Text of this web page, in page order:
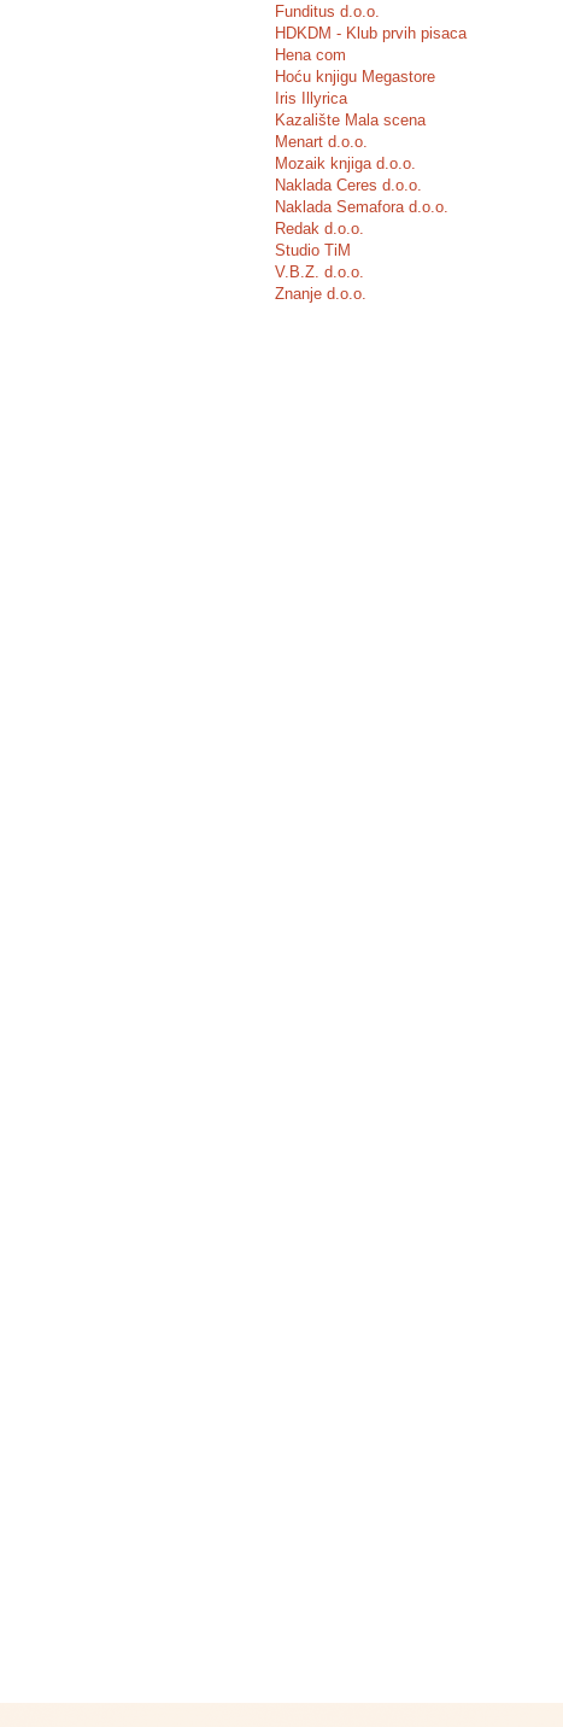
Funditus d.o.o.
HDKDM - Klub prvih pisaca
Hena com
Hoću knjigu Megastore
Iris Illyrica
Kazalište Mala scena
Menart d.o.o.
Mozaik knjiga d.o.o.
Naklada Ceres d.o.o.
Naklada Semafora d.o.o.
Redak d.o.o.
Studio TiM
V.B.Z. d.o.o.
Znanje d.o.o.